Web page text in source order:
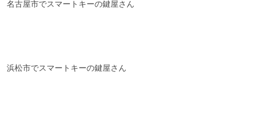
名古屋市でスマートキーの鍵屋さん
浜松市でスマートキーの鍵屋さん